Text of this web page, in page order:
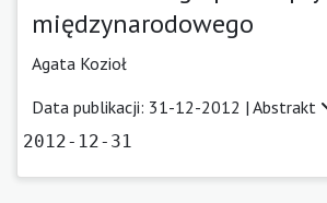
międzynarodowego
Agata Kozioł
Data publikacji: 31-12-2012 | Abstrakt
2012-12-31